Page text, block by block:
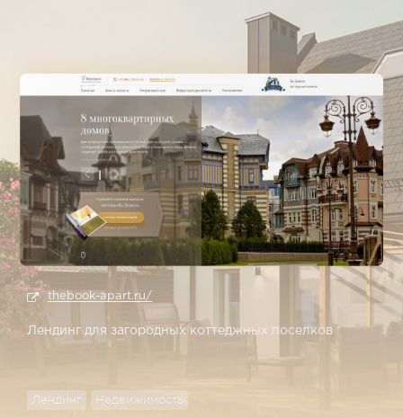
thebook-apart.ru/
Лендинг для загородных коттеджных поселков
Лендинг Недвижимость